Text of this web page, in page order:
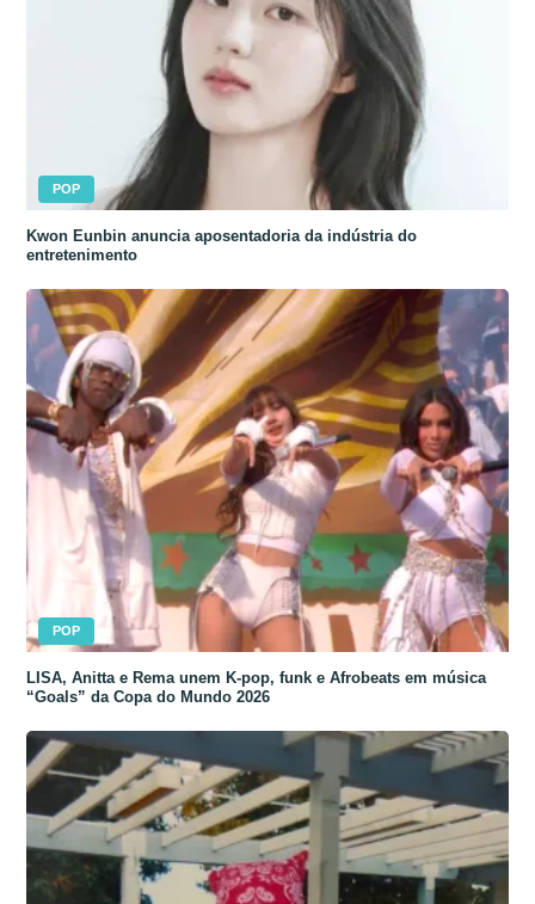
POP
Kwon Eunbin anuncia aposentadoria da indústria do
entretenimento
POP
LISA, Anitta e Rema unem K-pop, funk e Afrobeats em música
“Goals” da Copa do Mundo 2026